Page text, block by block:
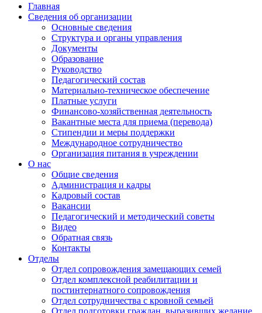
Главная
Сведения об организации
Основные сведения
Структура и органы управления
Документы
Образование
Руководство
Педагогический состав
Материально-техническое обеспечение
Платные услуги
Финансово-хозяйственная деятельность
Вакантные места для приема (перевода)
Стипендии и меры поддержки
Международное сотрудничество
Организация питания в учреждении
О нас
Общие сведения
Администрация и кадры
Кадровый состав
Вакансии
Педагогический и методический советы
Видео
Обратная связь
Контакты
Отделы
Отдел сопровождения замещающих семей
Отдел комплексной реабилитации и
постинтернатного сопровождения
Отдел сотрудничества с кровной семьей
Отдел подготовки граждан, выразивших желание